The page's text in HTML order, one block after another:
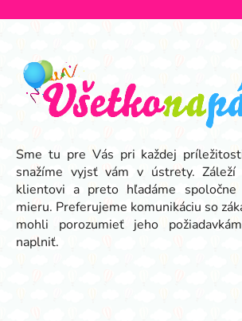
Z
Sme tu pre Vás pri každej
snažíme vyjsť vám v ústrety. Záleží
klientovi a preto hľadáme
mieru. Preferujeme komunikáciu so
mohli porozumieť jeho
naplniť.